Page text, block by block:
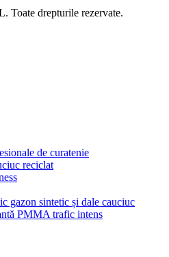
Toate drepturile rezervate.
de curatenie
reciclat
gazon sintetic și dale cauciuc
PMMA trafic intens